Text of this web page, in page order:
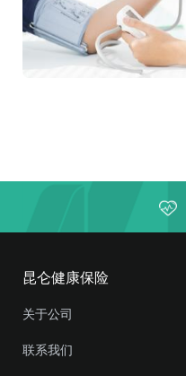
昆仑健康保险
关于公司
联系我们